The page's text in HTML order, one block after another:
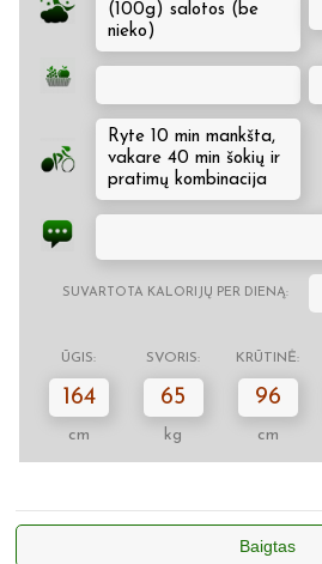
(100g) salotos (be
nieko)
Ryte 10 min mankšta,
vakare 40 min šokių ir
pratimų kombinacija
SUVARTOTA KALORIJŲ PER DIENĄ:
ŪGIS: SVORIS: KRŪTINĖ:
164
cm
65
kg
96
cm
Baigtas